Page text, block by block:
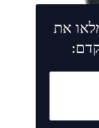
את